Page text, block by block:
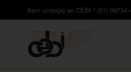
Bem vindo(a) ao CEBI ! (51) 99734-